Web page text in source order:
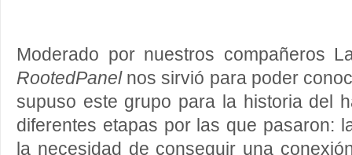
Moderado por nuestros compañeros
RootedPanelnos sirvió para poder
supuso este grupo para la historia del
diferentes etapas por las que pasaron:
la necesidad de conseguir una